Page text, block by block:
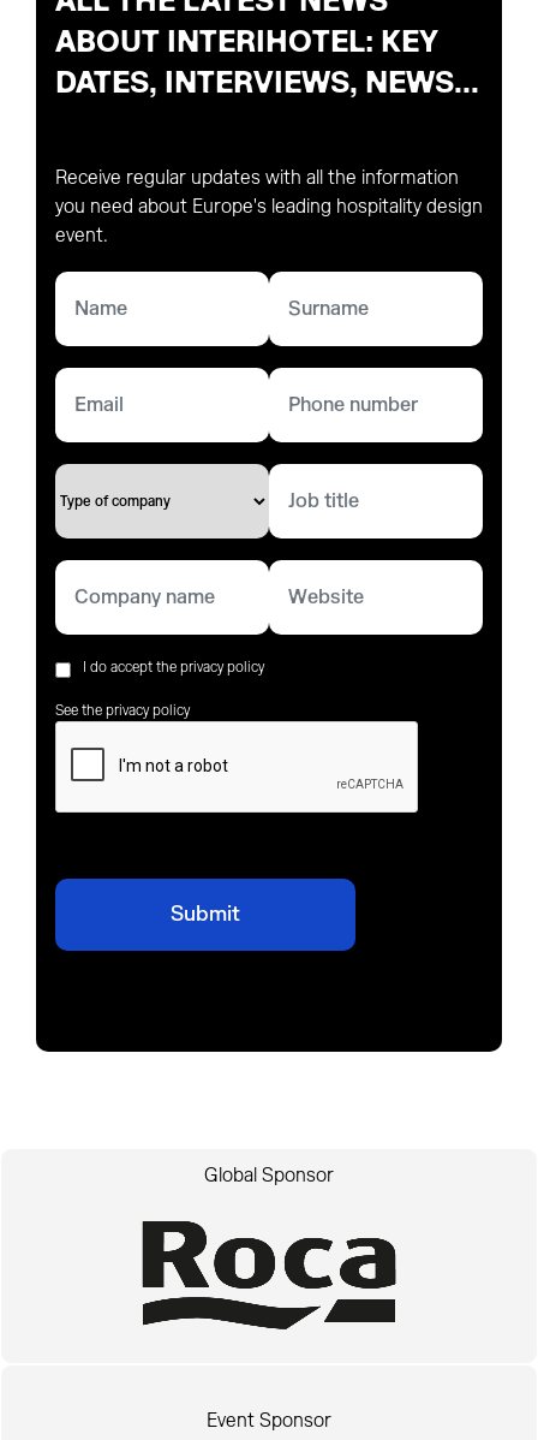
ABOUT INTERIHOTEL: KEY
DATES, INTERVIEWS, NEWS...
Receive regular updates with all the information
you need about Europe's leading hospitality design
event.
I do accept the privacy policy
See the privacy policy
Global Sponsor
Event Sponsor